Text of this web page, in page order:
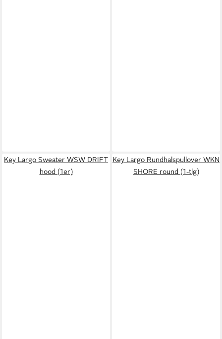
Key Largo Sweater WSW DRIFT
hood (1er)
Key Largo Rundhalspullover WKN
SHORE round (1-tlg)